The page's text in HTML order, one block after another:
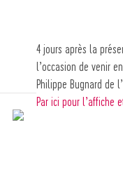
4 jours après la
l’occasion de venir
Philippe Bugnard de
Par ici pour l’affiche